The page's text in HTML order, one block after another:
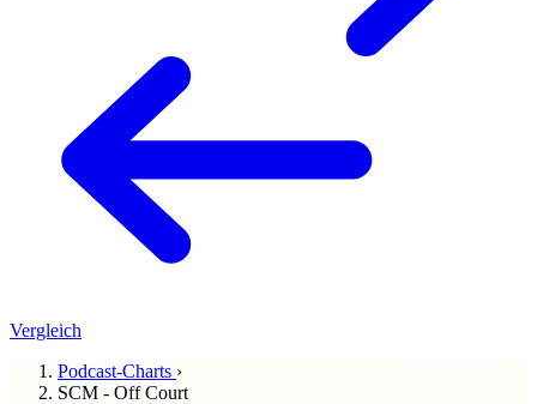
Vergleich
Podcast-Charts ›
SCM - Off Court